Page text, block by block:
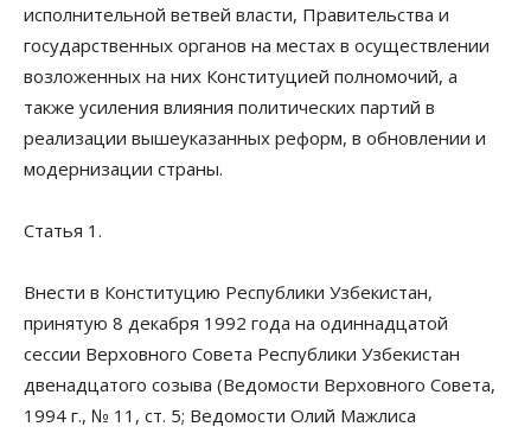
исполнительной ветвей власти, Правительства и
государственных органов на местах в осуществлении
возложенных на них Конституцией полномочий, а
также усиления влияния политических партий в
реализации вышеуказанных реформ, в обновлении и
модернизации страны.
Статья 1.
Внести в Конституцию Республики Узбекистан,
принятую 8 декабря 1992 года на одиннадцатой
сессии Верховного Совета Республики Узбекистан
двенадцатого созыва (Ведомости Верховного Совета,
1994 г., № 11, ст. 5; Ведомости Олий Мажлиса